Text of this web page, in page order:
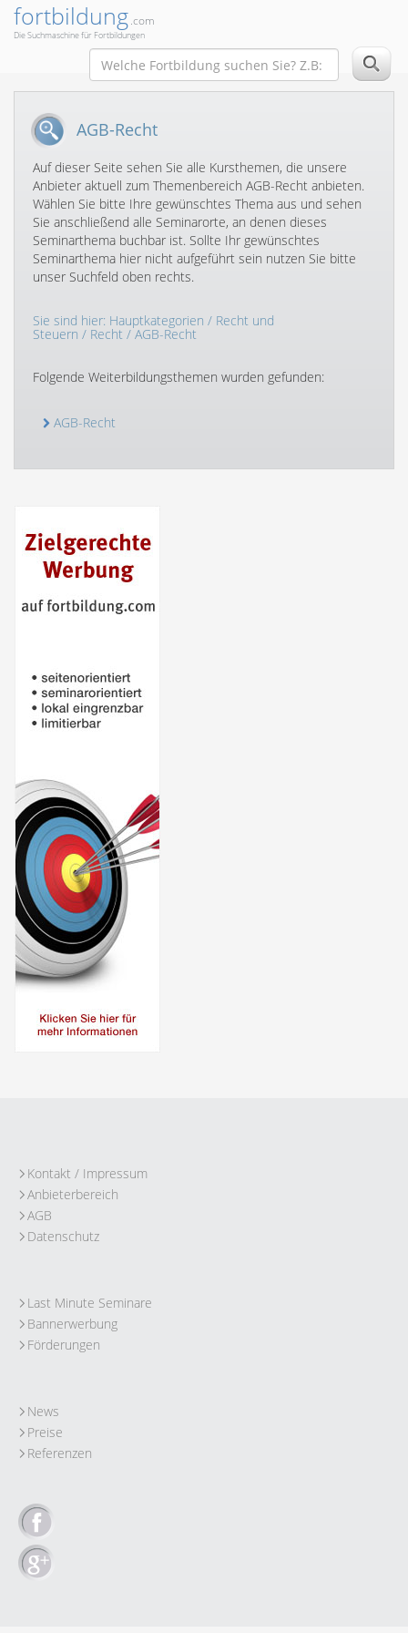
fortbildung.com
Die Suchmaschine für Fortbildungen
AGB-Recht
Auf dieser Seite sehen Sie alle Kursthemen, die unsere
Anbieter aktuell zum Themenbereich AGB-Recht anbieten.
Wählen Sie bitte Ihre gewünschtes Thema aus und sehen
Sie anschließend alle Seminarorte, an denen dieses
Seminarthema buchbar ist. Sollte Ihr gewünschtes
Seminarthema hier nicht aufgeführt sein nutzen Sie bitte
unser Suchfeld oben rechts.
Sie sind hier: Hauptkategorien / Recht und
Steuern / Recht / AGB-Recht
Folgende Weiterbildungsthemen wurden gefunden:
AGB-Recht
Kontakt / Impressum
Anbieterbereich
AGB
Datenschutz
Last Minute Seminare
Bannerwerbung
Förderungen
News
Preise
Referenzen